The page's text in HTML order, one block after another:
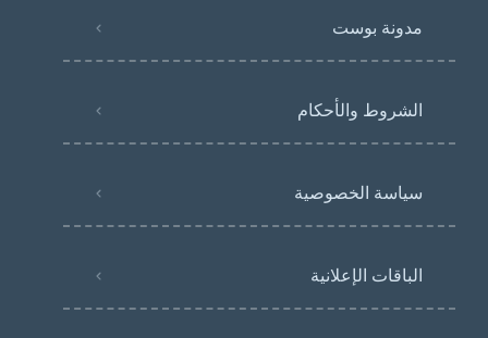
مدونة بوست
الشروط والأحكام
سياسة الخصوصية
الباقات الإعلانية